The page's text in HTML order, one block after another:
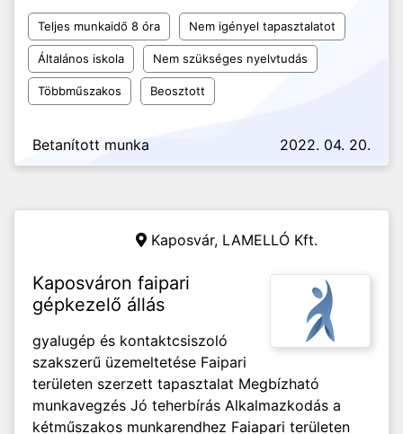
Teljes munkaidő 8 óra Nem igényel tapasztalatot
Általános iskola Nem szükséges nyelvtudás
Többműszakos Beosztott
Betanított munka 2022. 04. 20.
Kaposvár, LAMELLÓ Kft.
Kaposváron faipari
gépkezelő állás
gyalugép és kontaktcsiszoló
szakszerű üzemeltetése Faipari
területen szerzett tapasztalat Megbízható
munkavegzés Jó teherbírás Alkalmazkodás a
kétműszakos munkarendhez Faiapari területen